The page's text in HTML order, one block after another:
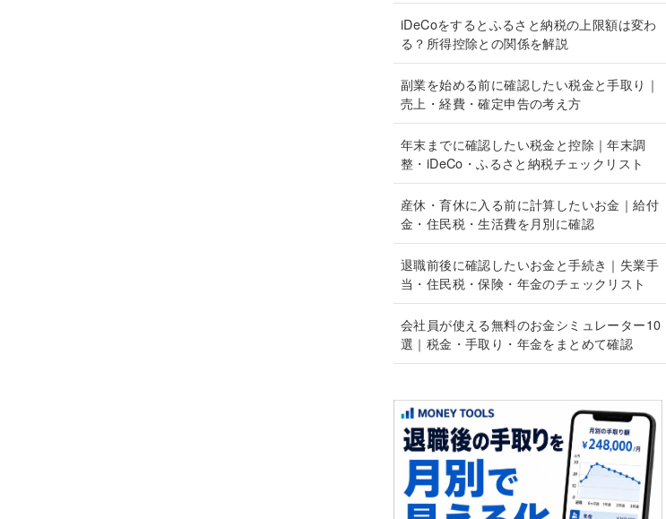
iDeCoをするとふるさと納税の上限額は変わ
る？所得控除との関係を解説
副業を始める前に確認したい税金と手取り｜
売上・経費・確定申告の考え方
年末までに確認したい税金と控除｜年末調
整・iDeCo・ふるさと納税チェックリスト
産休・育休に入る前に計算したいお金｜給付
金・住民税・生活費を月別に確認
退職前後に確認したいお金と手続き｜失業手
当・住民税・保険・年金のチェックリスト
会社員が使える無料のお金シミュレーター10
選｜税金・手取り・年金をまとめて確認